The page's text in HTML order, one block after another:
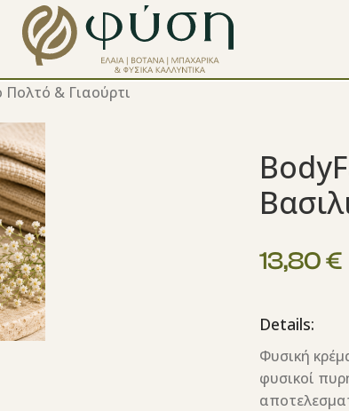
Πολτό & Γιαούρτι
13,80€
Details:
Φυσική
φυσικοί